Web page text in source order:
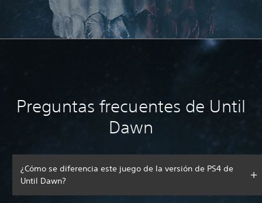
Preguntas frecuentes de Until
Dawn
¿Cómo se diferencia este juego de la versión de PS4 de
Until Dawn?